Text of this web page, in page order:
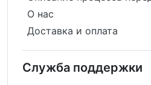
О нас
Доставка и оплата
Служба поддержки